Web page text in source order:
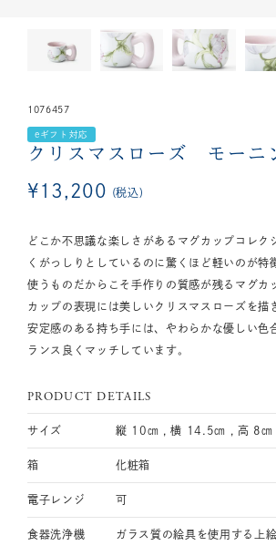
1076457
eギフト対応
クリスマスローズ モーニ
¥ 13,200 税込
どこか不思議な楽しさがあるマグカップコレク
くがっしりとしているのに驚くほど軽いのが特
使うものだからこそ手作りの質感が残るマグカ
カップの表現には美しいクリスマスローズを描
安定感のある持ち手には、やわらかな優しい色
ランス良くマッチしています。
PRODUCT DETAILS
サイズ 縦 10㎝ , 横 14.5㎝ , 高 8㎝
箱 化粧箱
電子レンジ 可
食器洗浄機
ガラス質の絵具を使用する上